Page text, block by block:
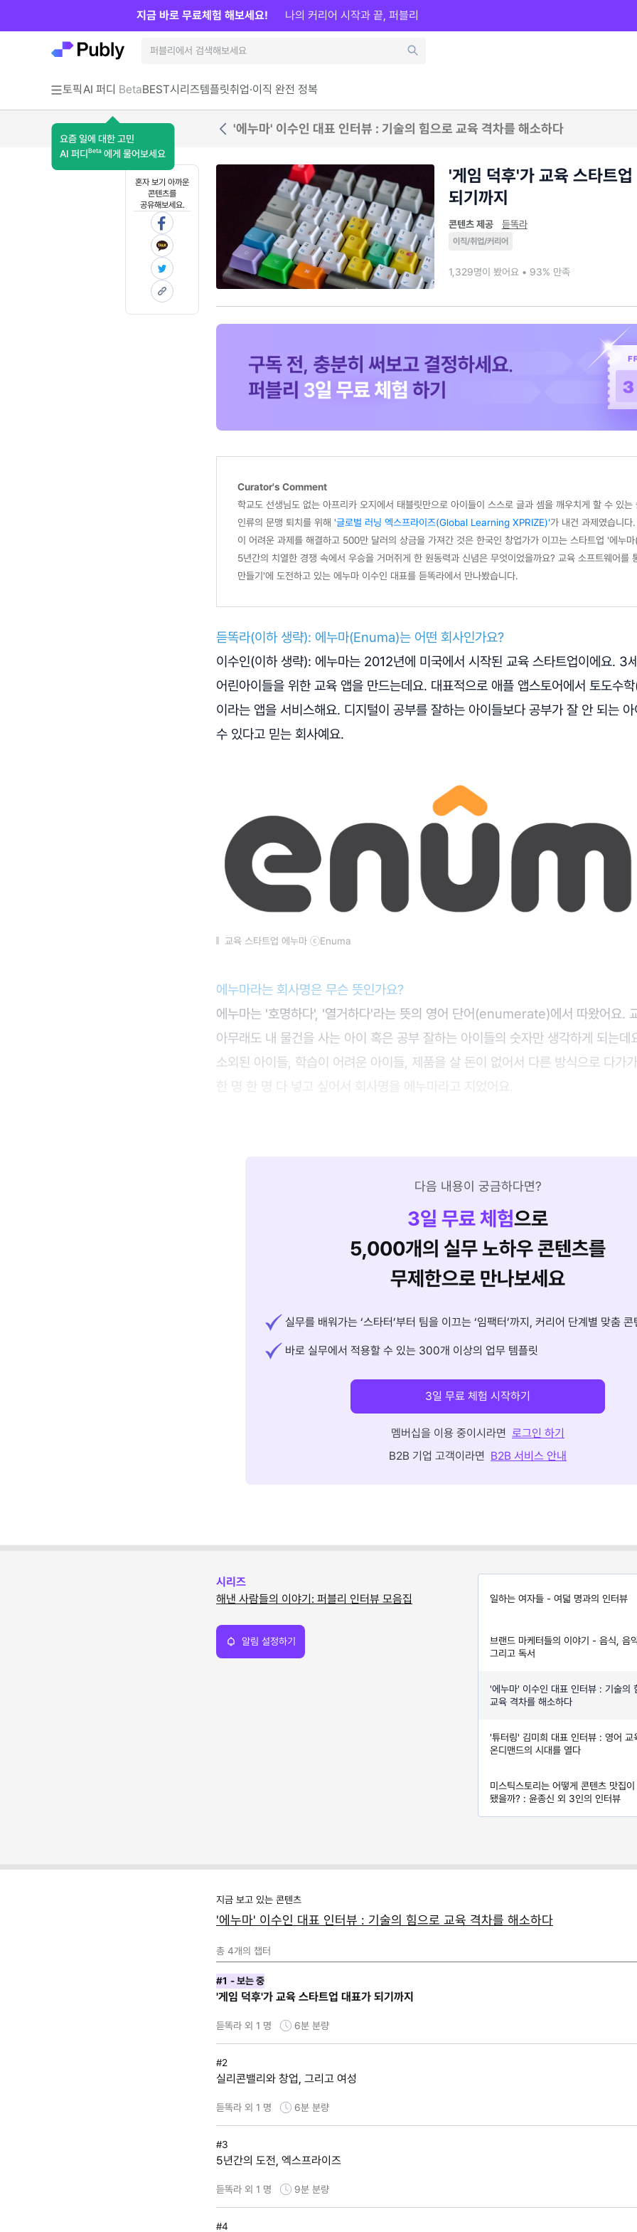
토픽AI 퍼디 Beta
요즘 일에 대한 고민
AI 퍼디 Beta 에게 물어보세요
BEST시리즈템플릿취업·이직 완전 정복
지금 바로 무료체험 해보세요! 나의 커리어 시작과 끝, 퍼블리
'에누마' 이수인 대표 인터뷰 : 기술의 힘으로 교육 격차를 해소하다
혼자 보기 아까운
콘텐츠를
공유해보세요.
'게임 덕후'가 교육 스타트
되기까지
콘텐츠 제공 듣똑라
이직/취업/커리어
1,329명이 봤어요 • 93% 만족
Curator's Comment
학교도 선생님도 없는 아프리카 오지에서 태블릿만으로 아이들이 스스로 글과 셈을 깨우치게 할 수 있는
인류의 문맹 퇴치를 위해 '글로벌 러닝 엑스프라이즈(Global Learning XPRIZE)'가 내건 과제였습니다
이 어려운 과제를 해결하고 500만 달러의 상금을 가져간 것은 한국인 창업가가 이끄는 스타트업 '에누
5년간의 치열한 경쟁 속에서 우승을 거머쥐게 한 원동력과 신념은 무엇이었을까요? 교육 소프트웨어를
만들기'에 도전하고 있는 에누마 이수인 대표를 듣똑라에서 만나봤습니다.
듣똑라(이하 생략): 에누마(Enuma)는 어떤 회사인가요?
이수인(이하 생략): 에누마는 2012년에 미국에서 시작된 교육 스타트업이에요. 3
어린아이들을 위한 교육 앱을 만드는데요. 대표적으로 애플 앱스토어에서 토도수
이라는 앱을 서비스해요. 디지털이 공부를 잘하는 아이들보다 공부가 잘 안 되는
수 있다고 믿는 회사예요.
교육 스타트업 에누마 ⓒEnuma
에누마라는 회사명은 무슨 뜻인가요?
에누마는 '호명하다', '열거하다'라는 뜻의 영어 단어(enumerate)에서 따왔어요.
아무래도 내 물건을 사는 아이 혹은 공부 잘하는 아이들의 숫자만 생각하게 되는데
소외된 아이들, 학습이 어려운 아이들, 제품을 살 돈이 없어서 다른 방식으로 다가
한 명 한 명 다 넣고 싶어서 회사명을 에누마라고 지었어요.
다음 내용이 궁금하다면?
3일 무료 체험으로
5,000개의 실무 노하우 콘텐츠를
무제한으로 만나보세요
실무를 배워가는 ‘스타터’부터 팀을 이끄는 ‘임팩터’까지, 커리어 단계별 맞춤 콘
바로 실무에서 적용할 수 있는 300개 이상의 업무 템플릿
3일 무료 체험 시작하기
멤버십을 이용 중이시라면 로그인 하기
B2B 기업 고객이라면 B2B 서비스 안내
시리즈
해낸 사람들의 이야기: 퍼블리 인터뷰 모음집
알림 설정하기
일하는 여자들 - 여덟 명과의 인터뷰
브랜드 마케터들의 이야기 - 음식, 음
그리고 독서
'에누마' 이수인 대표 인터뷰 : 기술의
교육 격차를 해소하다
'튜터링' 김미희 대표 인터뷰 : 영어 교
온디맨드의 시대를 열다
미스틱스토리는 어떻게 콘텐츠 맛집이
됐을까? : 윤종신 외 3인의 인터뷰
지금 보고 있는 콘텐츠
'에누마' 이수인 대표 인터뷰 : 기술의 힘으로 교육 격차를 해소하다
총 4개의 챕터
#1 - 보는 중
'게임 덕후'가 교육 스타트업 대표가 되기까지
듣똑라 외 1 명 6분 분량
#2
실리콘밸리와 창업, 그리고 여성
듣똑라 외 1 명 6분 분량
#3
5년간의 도전, 엑스프라이즈
듣똑라 외 1 명 9분 분량
#4